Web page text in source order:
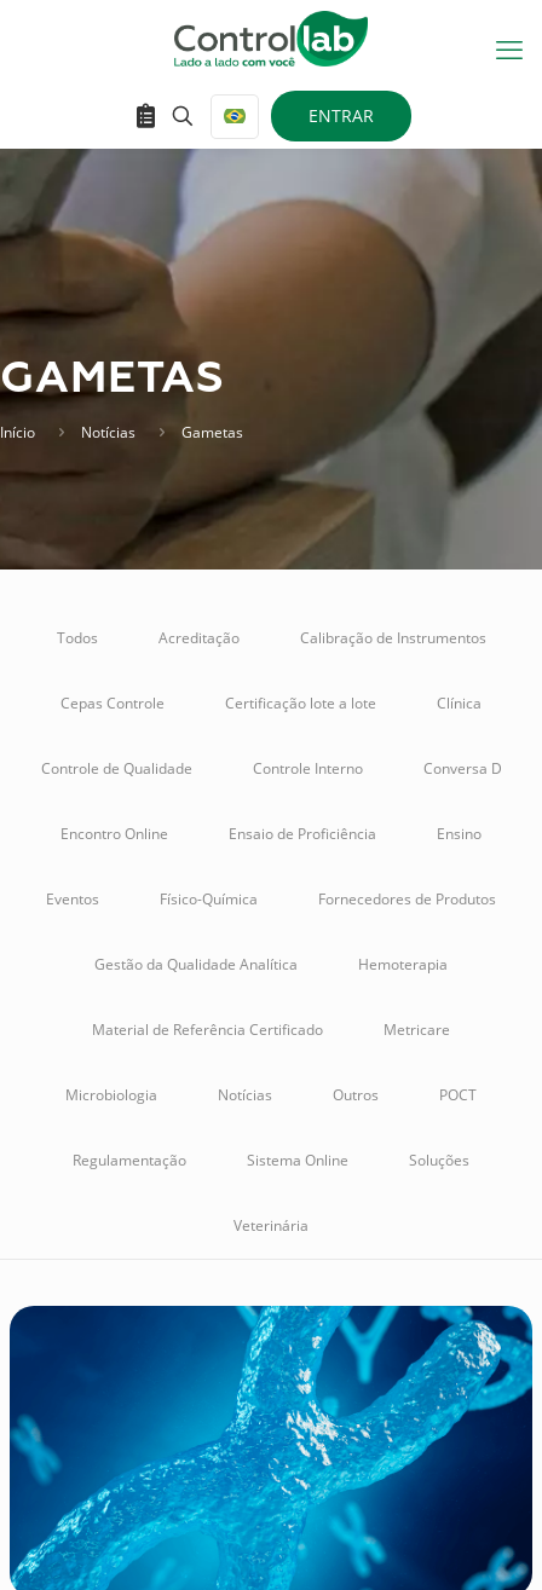
ENTRAR
GAMETAS
Início Notícias Gametas
Todos Acreditação Calibração de Instrumentos
Cepas Controle Certificação lote a lote Clínica
Controle de Qualidade Controle Interno Conversa D
Encontro Online Ensaio de Proficiência Ensino
Eventos Físico-Química Fornecedores de Produtos
Gestão da Qualidade Analítica Hemoterapia
Material de Referência Certificado Metricare
Microbiologia Notícias Outros POCT
Regulamentação Sistema Online Soluções
Veterinária